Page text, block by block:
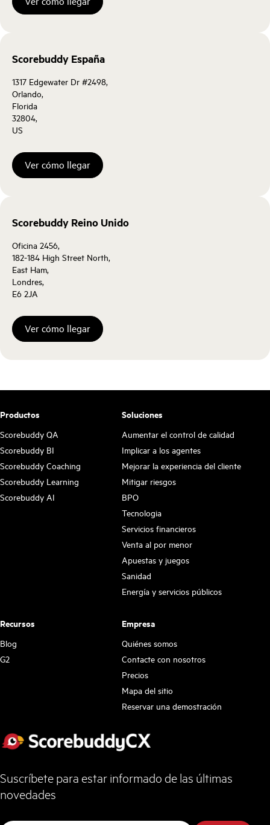
Scorebuddy España
1317 Edgewater Dr #2498,
Orlando,
Florida
32804,
US
Ver cómo llegar
Scorebuddy Reino Unido
Oficina 2456,
182-184 High Street North,
East Ham,
Londres,
E6 2JA
Ver cómo llegar
Productos
Scorebuddy QA
Scorebuddy BI
Scorebuddy Coaching
Scorebuddy Learning
Scorebuddy AI
Soluciones
Aumentar el control de calidad
Implicar a los agentes
Mejorar la experiencia del cliente
Mitigar riesgos
BPO
Tecnologia
Servicios financieros
Venta al por menor
Apuestas y juegos
Sanidad
Energía y servicios públicos
Recursos
Blog
G2
Empresa
Quiénes somos
Contacte con nosotros
Precios
Mapa del sitio
Reservar una demostración
Suscríbete para estar informado de las últimas
novedades